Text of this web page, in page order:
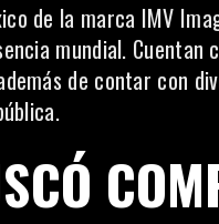
de la marca IMV
mundial. Cuentan
de contar con